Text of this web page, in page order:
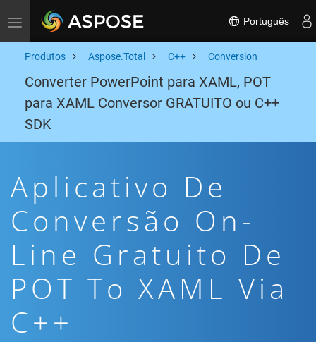
Toggle navigation Português
Produtos Aspose.Total C++ Conversion
Converter PowerPoint para XAML, POT
para XAML Conversor GRATUITO ou C++
SDK
Aplicativo De
Conversão On-
Line Gratuito De
POT To XAML Via
C++